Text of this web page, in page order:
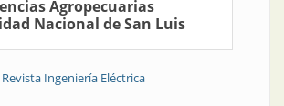
Agropecuarias
Nacional de San Luis
Revista Ingeniería Eléctrica